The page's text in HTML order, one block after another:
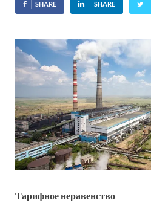
SHARE SHARE
Тарифное неравенство